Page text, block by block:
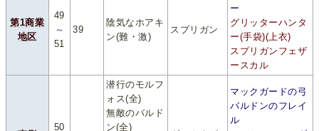
第1商業
地区
49
～
51
39
陰気なホアキ
ン(難・激)
スプリガン
ー
グリッターハンタ
ー(手袋)(上衣)
スプリガンフェザ
ースカル
50
潜行のモルフ
ォス(全)
無敵のバルド
ン(全)
マックガードの弓
バルドンのフレイ
ル